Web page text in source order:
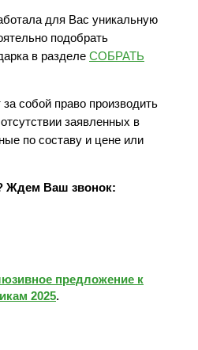
для Вас уникальную
подобрать
в разделе СОБРАТЬ
собой право производить
заявленных в
по составу и цене или
Ждем Ваш звонок:
предложение к
2025.